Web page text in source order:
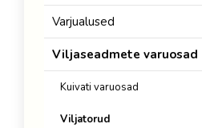
Varjualused
Viljaseadmete varuosad
Kuivati varuosad
Viljatorud